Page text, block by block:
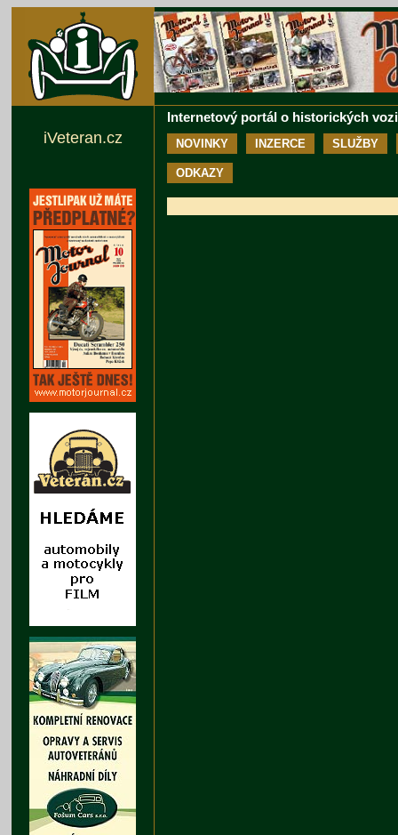
Internetový portál o historických
NOVINKY INZERCE SLUŽBY
ODKAZY
iVeteran.cz